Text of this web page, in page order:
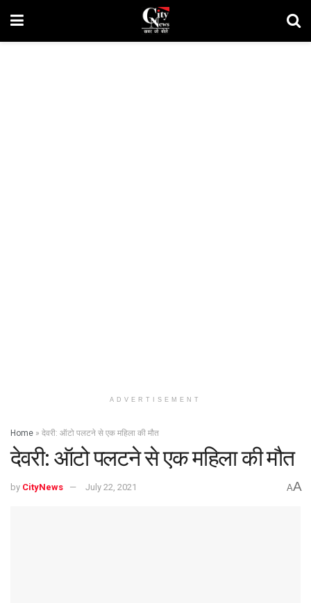
ADVERTISEMENT
Home » देवरी: ऑटो पलटने से एक महिला की मौत
देवरी: ऑटो पलटने से एक महिला की मौत
by CityNews July 22, 2021 AA